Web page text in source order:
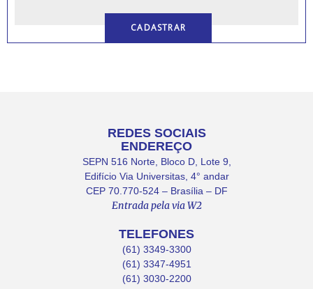
REDES SOCIAIS
ENDEREÇO
SEPN 516 Norte, Bloco D, Lote 9,
Edifício Via Universitas, 4° andar
CEP 70.770-524 – Brasília – DF
Entrada pela via W2
TELEFONES
(61) 3349-3300
(61) 3347-4951
(61) 3030-2200